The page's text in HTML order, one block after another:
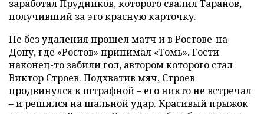
заработал Прудников, которого свалил Таранов,
получивший за это красную карточку.
Не без удаления прошел матч и в Ростове-на-
Дону, где «Ростов» принимал «Томь». Гости
наконец-то забили гол, автором которого стал
Виктор Строев. Подхватив мяч, Строев
продвинулся к штрафной – его никто не встречал
– и решился на шальной удар. Красивый прыжок